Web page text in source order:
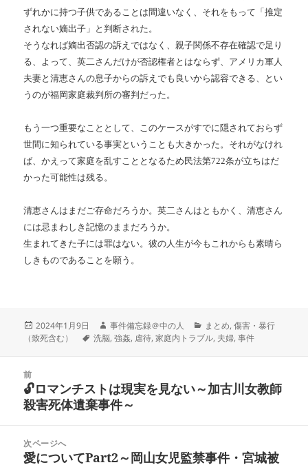
ずれかに持つ子供であることは間違いなく、それをもって「推定
されない嫡出子」と判断された。
そうなれば嫡出否認の訴えではなく、親子関係不存在確認で足り
る、よって、英二さんだけが否認権者とはならず、アメリカ軍人
夫妻と清恵さんの息子からの訴えでも良いから認容できる、とい
うのが福岡家庭裁判所の審判だった。
もう一つ重要なこととして、このケースがすでに隠されておらず
世間に知られている事実ということも大きかった。それがなけれ
ば、かえって家庭を乱すこととなるため民法第722条が立ちはだ
かった可能性は残る。
清恵さんはまだご存命だろうか。英二さんはともかく、清恵さん
には忌まわしき記憶のままだろうか。
生まれてきた子には罪はない。彼の人生が今もこれからも素晴ら
しきものであることを願う。
投
稿
2024年1月9日
作
成
事件備忘録＠中の人
カ
テ
まとめ,傷害・暴行
（致死含む）
タ
洗脳,強姦, 虐待,家庭内トラブル, 夫婦,事件
前
前
の
稿:
🔓ロマンチストは現実を見ない～加古川女教師
殺害死体遺棄事件～
次ページへ
次
愛についてPart2～岡山女児監禁事件・宮城被